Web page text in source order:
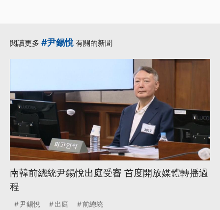
閱讀更多 #尹錫悅 有關的新聞
南韓前總統尹錫悅出庭受審 首度開放媒體轉播過
程
尹錫悅 出庭 前總統